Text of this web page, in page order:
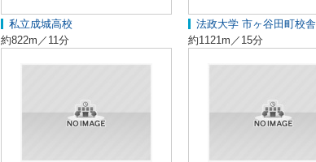
私立成城高校
約822m／11分
法政大学 市ヶ谷田町校舎
約1121m／15分